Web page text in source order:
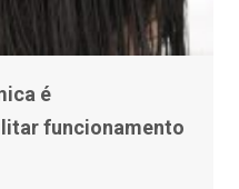
é
funcionamento